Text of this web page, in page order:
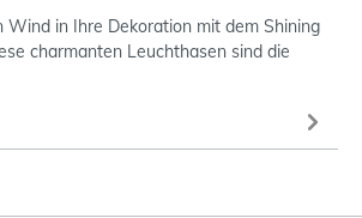
Wind in Ihre Dekoration mit dem Shining
charmanten Leuchthasen sind die